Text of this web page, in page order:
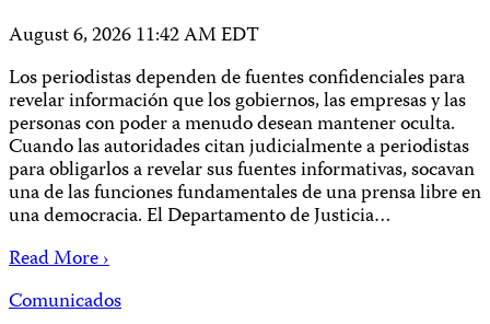
August 6, 2026 11:42 AM EDT
Los periodistas dependen de fuentes confidenciales para
revelar información que los gobiernos, las empresas y las
personas con poder a menudo desean mantener oculta.
Cuando las autoridades citan judicialmente a periodistas
para obligarlos a revelar sus fuentes informativas, socavan
una de las funciones fundamentales de una prensa libre en
una democracia. El Departamento de Justicia…
Read More ›
Comunicados